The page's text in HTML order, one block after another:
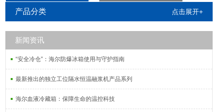
产品分类 点击展开+
新闻资讯
“安全冷仓”：海尔防爆冰箱使用与守护指南
最新推出的独立工位隔水恒温融浆机产品系列
海尔血液冷藏箱：保障生命的温控科技